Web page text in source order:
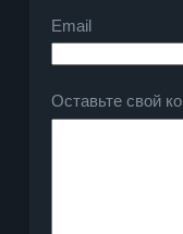
Email
Оставьте свой